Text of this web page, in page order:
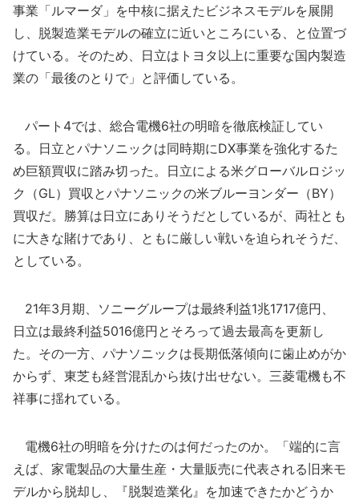
事業「ルマーダ」を中核に据えたビジネスモデルを展開
し、脱製造業モデルの確立に近いところにいる、と位置づ
けている。そのため、日立はトヨタ以上に重要な国内製造
業の「最後のとりで」と評価している。
パート4では、総合電機6社の明暗を徹底検証してい
る。日立とパナソニックは同時期にDX事業を強化するた
め巨額買収に踏み切った。日立による米グローバルロジッ
ク（GL）買収とパナソニックの米ブルーヨンダー（BY）
買収だ。勝算は日立にありそうだとしているが、両社とも
に大きな賭けであり、ともに厳しい戦いを迫られそうだ、
としている。
21年3月期、ソニーグループは最終利益1兆1717億円、
日立は最終利益5016億円とそろって過去最高を更新し
た。その一方、パナソニックは長期低落傾向に歯止めがか
からず、東芝も経営混乱から抜け出せない。三菱電機も不
祥事に揺れている。
電機6社の明暗を分けたのは何だったのか。「端的に言
えば、家電製品の大量生産・大量販売に代表される旧来モ
デルから脱却し、『脱製造業化』を加速できたかどうか